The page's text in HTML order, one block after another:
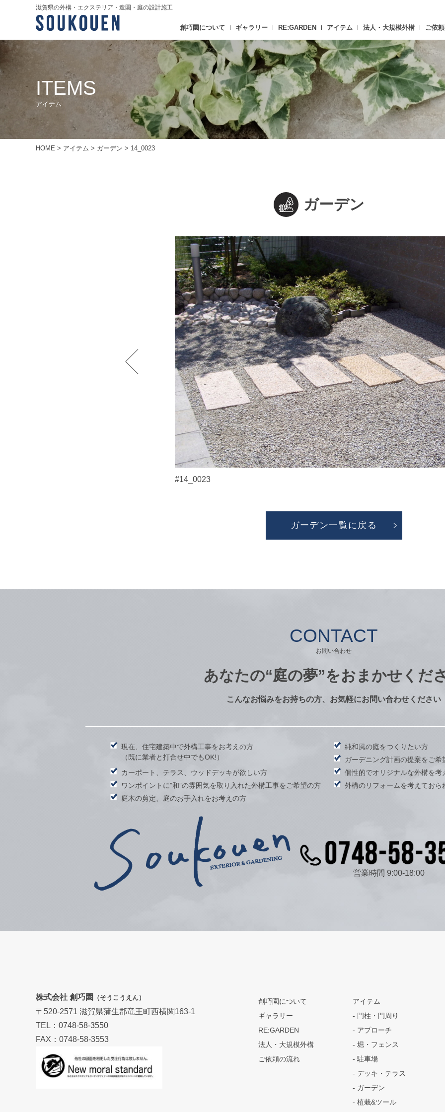
滋賀県の外構・エクステリア・造園・庭の設計施工
創巧園について ギャラリー RE:GARDEN アイテム 法人・大規模外構 ご依
ITEMS
アイテム
HOME > アイテム > ガーデン > 14_0023
ガーデン
#14_0023
ガーデン一覧に戻る
CONTACT
お問い合わせ
あなたの“庭の夢”をおまかせくだ
こんなお悩みをお持ちの方、お気軽にお問い合わせください
現在、住宅建築中で外構工事をお考えの方
（既に業者と打合せ中でもOK!）
純和風の庭をつくりたい方
ガーデニング計画の提案をご希
カーポート、テラス、ウッドデッキが欲しい方
個性的でオリジナルな外構を考
ワンポイントに”和”の雰囲気を取り入れた外構工事をご希望の方
外構のリフォームを考えておら
庭木の剪定、庭のお手入れをお考えの方
営業時間 9:00-18:00
株式会社 創巧園 （そうこうえん）
〒520-2571 滋賀県蒲生郡竜王町西横関163-1
TEL：0748-58-3550
FAX：0748-58-3553
創巧園について
ギャラリー
RE:GARDEN
法人・大規模外構
ご依頼の流れ
アイテム
門柱・門周り
アプローチ
堀・フェンス
駐車場
デッキ・テラス
ガーデン
植栽&ツール